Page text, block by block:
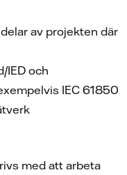
av projekten där
IED och
IEC 61850
med att arbeta